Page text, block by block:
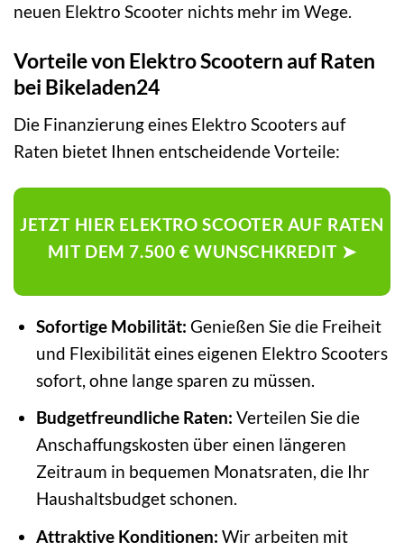
neuen Elektro Scooter nichts mehr im Wege.
Vorteile von Elektro Scootern auf Raten
bei Bikeladen24
Die Finanzierung eines Elektro Scooters auf
Raten bietet Ihnen entscheidende Vorteile:
JETZT HIER ELEKTRO SCOOTER AUF RATEN
MIT DEM 7.500 € WUNSCHKREDIT ➤
Sofortige Mobilität: Genießen Sie die Freiheit
und Flexibilität eines eigenen Elektro Scooters
sofort, ohne lange sparen zu müssen.
Budgetfreundliche Raten: Verteilen Sie die
Anschaffungskosten über einen längeren
Zeitraum in bequemen Monatsraten, die Ihr
Haushaltsbudget schonen.
Attraktive Konditionen: Wir arbeiten mit